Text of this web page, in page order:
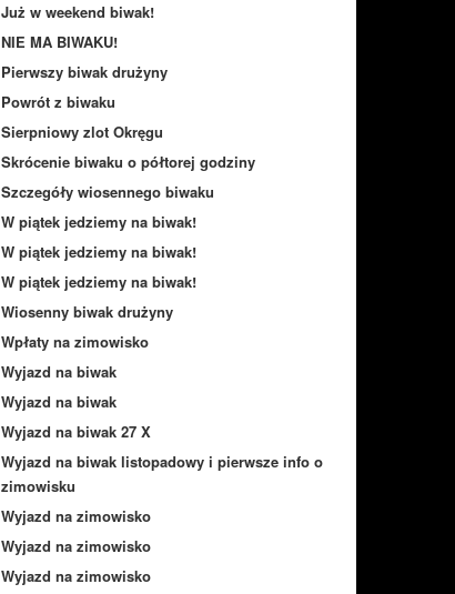
Już w weekend biwak!
NIE MA BIWAKU!
Pierwszy biwak drużyny
Powrót z biwaku
Sierpniowy zlot Okręgu
Skrócenie biwaku o półtorej godziny
Szczegóły wiosennego biwaku
W piątek jedziemy na biwak!
W piątek jedziemy na biwak!
W piątek jedziemy na biwak!
Wiosenny biwak drużyny
Wpłaty na zimowisko
Wyjazd na biwak
Wyjazd na biwak
Wyjazd na biwak 27 X
Wyjazd na biwak listopadowy i pierwsze info o
zimowisku
Wyjazd na zimowisko
Wyjazd na zimowisko
Wyjazd na zimowisko